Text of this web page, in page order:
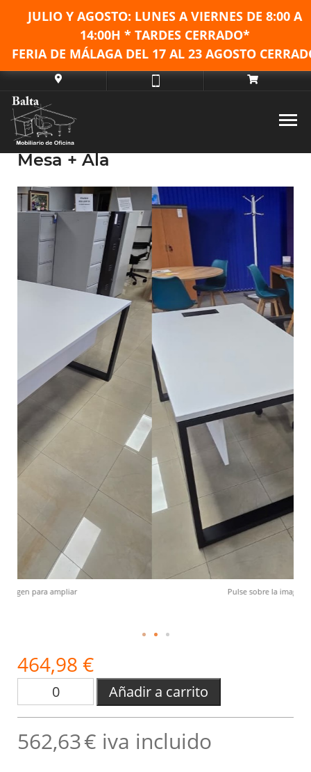
JULIO Y AGOSTO: LUNES A VIERNES DE 8:00 A
14:00H * TARDES CERRADO*
FERIA DE MÁLAGA DEL 17 AL 23 AGOSTO
Mesa + Ala
464,98 €
Añadir a carrito
562,63€ iva incluido